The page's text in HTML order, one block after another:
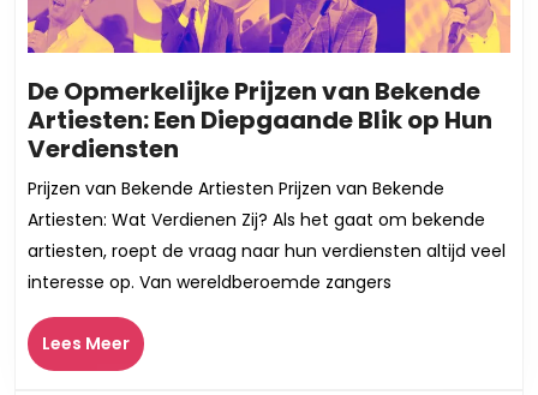
De Opmerkelijke Prijzen van Bekende
Artiesten: Een Diepgaande Blik op Hun
Verdiensten
Opmerkelijke
Prijzen
van
Bekende
Artiesten:
Prijzen van Bekende Artiesten Prijzen van Bekende
Artiesten: Wat Verdienen Zij? Als het gaat om bekende
artiesten, roept de vraag naar hun verdiensten altijd veel
interesse op. Van wereldberoemde zangers
Lees MeerLees
Meer